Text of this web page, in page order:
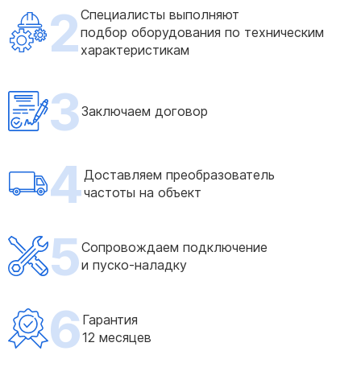
2Специалисты выполняют
подбор оборудования по техническим
характеристикам
3Заключаем договор
4Доставляем преобразователь
частоты на объект
5Сопровождаем подключение
и пуско-наладку
6 Гарантия
12 месяцев